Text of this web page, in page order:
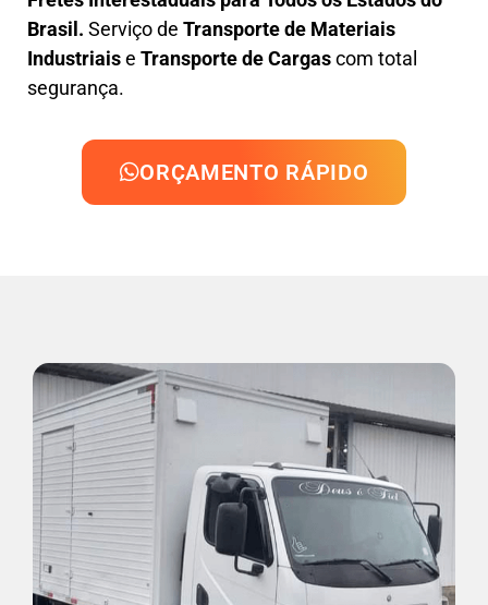
Brasil. Serviço de Transporte de Materiais
Industriaise Transporte de Cargascom total
segurança.
ORÇAMENTO RÁPIDO